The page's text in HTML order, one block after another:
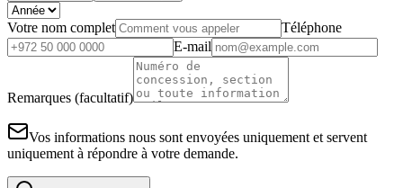
Votre nom complet
Téléphone
E-mail
Remarques (facultatif)
Vos informations nous sont envoyées uniquement et servent
uniquement à répondre à votre demande.